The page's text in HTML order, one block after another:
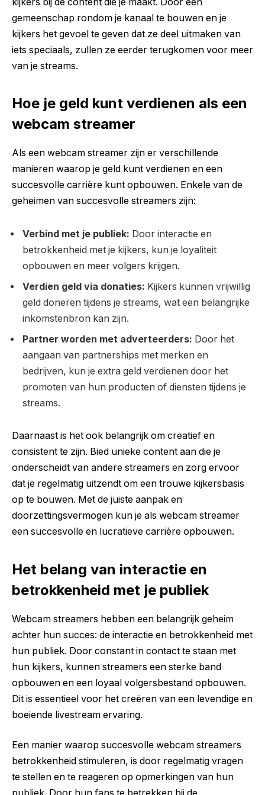
gemeenschap rondom je kanaal te bouwen en je
kijkers het gevoel te geven dat ze deel uitmaken van
iets speciaals, zullen ze eerder terugkomen voor meer
van je streams.
Hoe je geld kunt verdienen als een
webcam streamer
Als een webcam streamer zijn er verschillende
manieren waarop je geld kunt verdienen en een
succesvolle carrière kunt opbouwen. Enkele van de
geheimen van succesvolle streamers zijn:
Verbind met je publiek: Door interactie en
betrokkenheid met je kijkers, kun je loyaliteit
opbouwen en meer volgers krijgen.
Verdien geld via donaties: Kijkers kunnen vrijwillig
geld doneren tijdens je streams, wat een belangrijke
inkomstenbron kan zijn.
Partner worden met adverteerders: Door het
aangaan van partnerships met merken en
bedrijven, kun je extra geld verdienen door het
promoten van hun producten of diensten tijdens je
streams.
Daarnaast is het ook belangrijk om creatief en
consistent te zijn. Bied unieke content aan die je
onderscheidt van andere streamers en zorg ervoor
dat je regelmatig uitzendt om een trouwe kijkersbasis
op te bouwen. Met de juiste aanpak en
doorzettingsvermogen kun je als webcam streamer
een succesvolle en lucratieve carrière opbouwen.
Het belang van interactie en
betrokkenheid met je publiek
Webcam streamers hebben een belangrijk geheim
achter hun succes: de interactie en betrokkenheid met
hun publiek. Door constant in contact te staan met
hun kijkers, kunnen streamers een sterke band
opbouwen en een loyaal volgersbestand opbouwen.
Dit is essentieel voor het creëren van een levendige en
boeiende livestream ervaring.
Een manier waarop succesvolle webcam streamers
betrokkenheid stimuleren, is door regelmatig vragen
te stellen en te reageren op opmerkingen van hun